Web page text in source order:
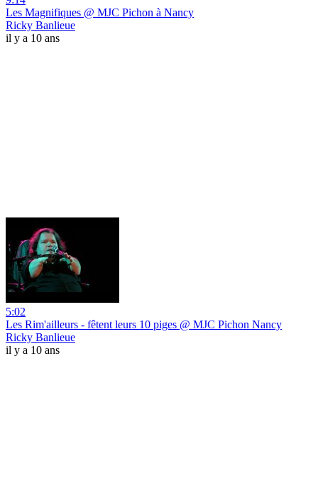
Les Magnifiques @ MJC Pichon à Nancy
Ricky Banlieue
il y a 10 ans
5:02
Les Rim'ailleurs - fêtent leurs 10 piges @ MJC Pichon Nancy
Ricky Banlieue
il y a 10 ans